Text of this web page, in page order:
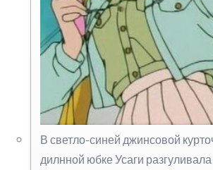
В светло-синей джинсовой
дилнной юбке Усаги